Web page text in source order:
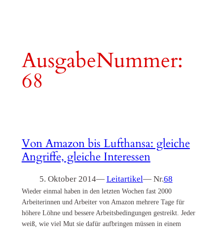
AusgabeNummer:
68
Von Amazon bis Lufthansa: gleiche
Angriffe, gleiche Interessen
5. Oktober 2014— Leitartikel— Nr.68
Wieder einmal haben in den letzten Wochen fast 2000
Arbeiterinnen und Arbeiter von Amazon mehrere Tage für
höhere Löhne und bessere Arbeitsbedingungen gestreikt. Jeder
weiß, wie viel Mut sie dafür aufbringen müssen in einem